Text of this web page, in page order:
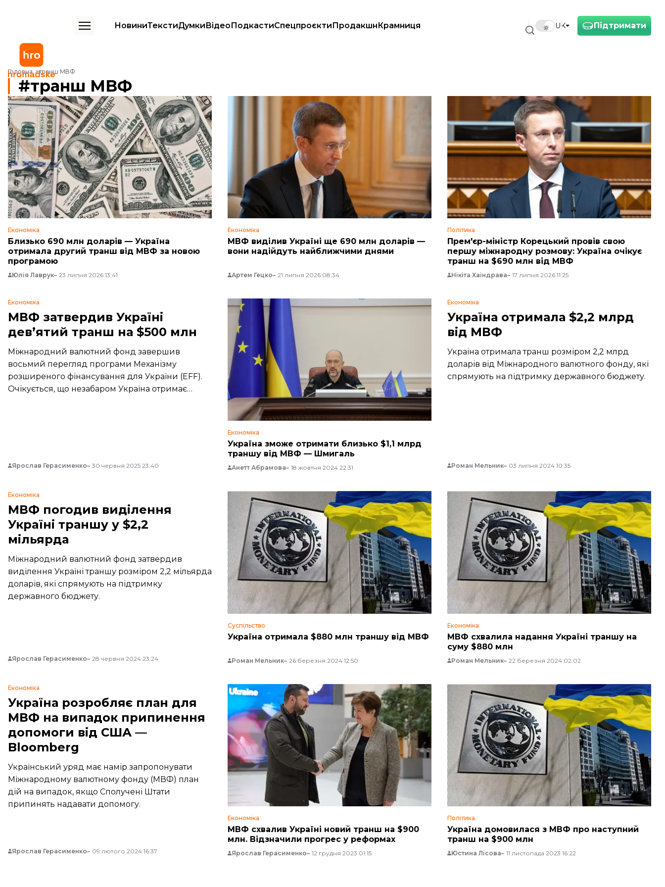
Підтримати
UK
НовиниТекстиДумкиВідеоПодкастиСпецпроєктиПродакшнКрамниця
Головна транш МВФ
транш МВФ
Економіка
Близько 690 млн доларів — Україна
отримала другий транш від МВФ за новою
програмою
Юлія Лаврук 23 липня 2026 13:41
Економіка
МВФ виділив Україні ще 690 млн доларів —
вони надійдуть найближчими днями
Артем Гецко 21 липня 2026 08:34
Політика
Прем'єр-міністр Корецький провів свою
першу міжнародну розмову: Україна очікує
транш на $690 млн від МВФ
Нікіта Хаіндрава 17 липня 2026 11:25
Економіка
МВФ затвердив Україні
дев’ятий транш на $500 млн
Міжнародний валютний фонд завершив
восьмий перегляд програми Механізму
розширеного фінансування для України (EFF).
Очікується, що незабаром Україна отримає
Ярослав Герасименко 30 червня 2025 23:40
Економіка
Україна зможе отримати близько $1,1 млрд
траншу від МВФ — Шмигаль
Анетт Абрамова 18 жовтня 2024 22:31
Економіка
Україна отримала $2,2 млрд
від МВФ
Україна отримала транш розміром 2,2 млрд
доларів від Міжнародного валютного фонду, які
спрямують на підтримку державного бюджету.
Роман Мельник 03 липня 2024 10:35
Економіка
МВФ погодив виділення
Україні траншу у $2,2
мільярда
Міжнародний валютний фонд затвердив
виділення Україні траншу розміром 2,2 мільярда
доларів, які спрямують на підтримку
державного бюджету.
Ярослав Герасименко 28 червня 2024 23:24
Суспільство
Україна отримала $880 млн траншу від МВФ
Роман Мельник 26 березня 2024 12:50
Економіка
МВФ схвалила надання Україні траншу на
суму $880 млн
Роман Мельник 22 березня 2024 02:02
Економіка
Україна розробляє план для
МВФ на випадок припинення
допомоги від США —
Bloomberg
Український уряд має намір запропонувати
Міжнародному валютному фонду (МВФ) план
дій на випадок, якщо Сполучені Штати
припинять надавати допомогу.
Ярослав Герасименко 09 лютого 2024 16:37
Економіка
МВФ схвалив Україні новий транш на $900
млн. Відзначили прогрес у реформах
Ярослав Герасименко 12 грудня 2023 01:15
Політика
Україна домовилася з МВФ про наступний
транш на $900 млн
Юстина Лісова 11 листопада 2023 16:22